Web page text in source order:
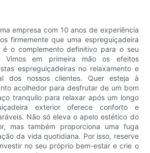
empresa com 10 anos de experiência
firmemente que uma espreguiçadeira
o complemento definitivo para o seu
em primeira mão os efeitos
espreguiçadeiras no relaxamento e
dos nossos clientes. Quer esteja à
acolhedor para desfrutar de um bom
tranquilo para relaxar após um longo
exterior oferece conforto e
Não só eleva o apelo estético do
mas também proporciona uma fuga
da vida quotidiana. Por isso, reserve
no seu próprio bem-estar e crie o